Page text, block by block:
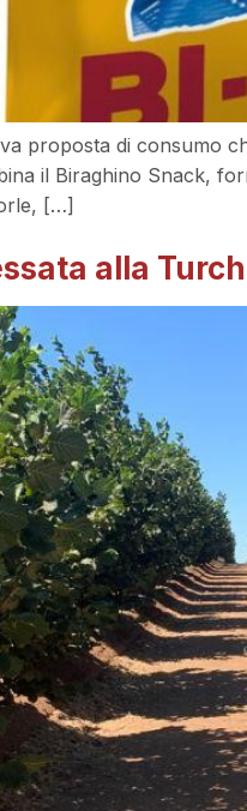
proposta di consumo
il Biraghino Snack,
[…]
alla